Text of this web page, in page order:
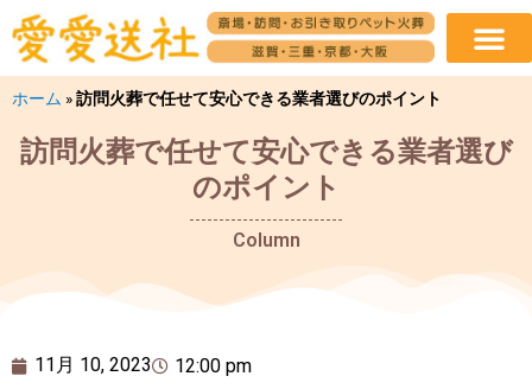
ホーム »訪問火葬で任せて安心できる業者選びのポイント
訪問火葬で任せて安心できる業者選び
のポイント
Column
11月 10, 2023
12:00 pm